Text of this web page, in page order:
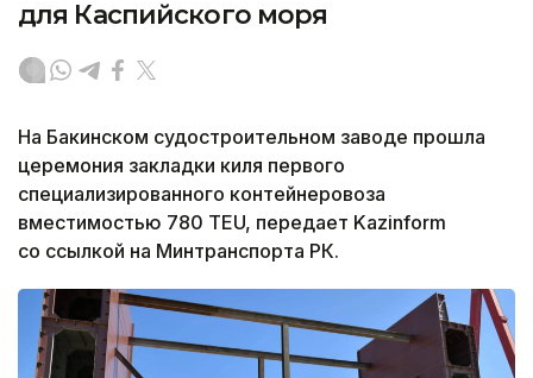
для Каспийского моря
На Бакинском судостроительном заводе прошла
церемония закладки киля первого
специализированного контейнеровоза
вместимостью 780 TEU, передает Kazinform
со ссылкой на Минтранспорта РК.